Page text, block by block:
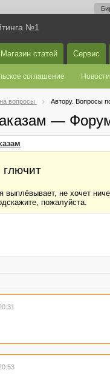
№1
Магазин статей Сервис
соглашение Новости
вопросы Автору. Вопросы
—
глючит
выплёвывает, не хочет
пожалуйста.